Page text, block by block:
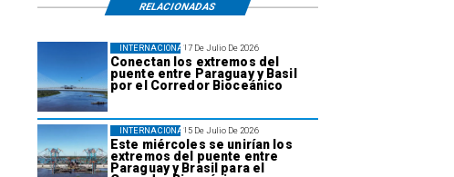
17 De Julio De 2026
Conectan los extremos del
puente entre Paraguay y Basil
por el Corredor Bioceánico
INTERNACIONAL
15 De Julio De 2026
Este miércoles se unirían los
extremos del puente entre
Paraguay y Brasil para el
INTERNACIONAL
RELACIONADAS